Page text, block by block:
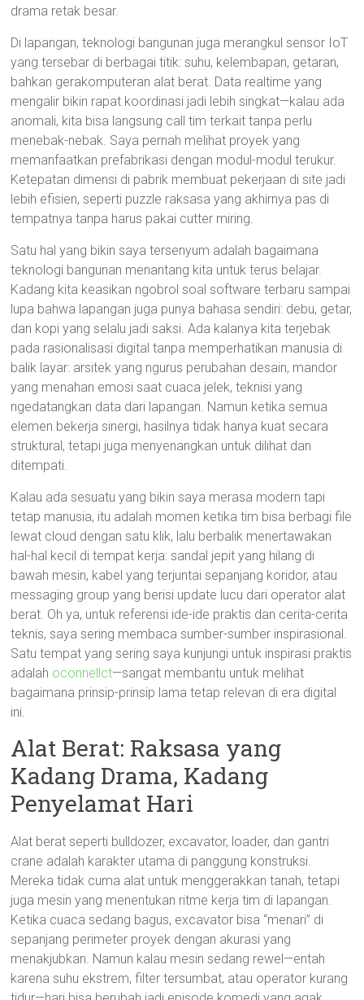
drama retak besar.
Di lapangan, teknologi bangunan juga merangkul sensor IoT
yang tersebar di berbagai titik: suhu, kelembapan, getaran,
bahkan gerakomputeran alat berat. Data realtime yang
mengalir bikin rapat koordinasi jadi lebih singkat—kalau ada
anomali, kita bisa langsung call tim terkait tanpa perlu
menebak-nebak. Saya pernah melihat proyek yang
memanfaatkan prefabrikasi dengan modul-modul terukur.
Ketepatan dimensi di pabrik membuat pekerjaan di site jadi
lebih efisien, seperti puzzle raksasa yang akhirnya pas di
tempatnya tanpa harus pakai cutter miring.
Satu hal yang bikin saya tersenyum adalah bagaimana
teknologi bangunan menantang kita untuk terus belajar.
Kadang kita keasikan ngobrol soal software terbaru sampai
lupa bahwa lapangan juga punya bahasa sendiri: debu, getar,
dan kopi yang selalu jadi saksi. Ada kalanya kita terjebak
pada rasionalisasi digital tanpa memperhatikan manusia di
balik layar: arsitek yang ngurus perubahan desain, mandor
yang menahan emosi saat cuaca jelek, teknisi yang
ngedatangkan data dari lapangan. Namun ketika semua
elemen bekerja sinergi, hasilnya tidak hanya kuat secara
struktural, tetapi juga menyenangkan untuk dilihat dan
ditempati.
Kalau ada sesuatu yang bikin saya merasa modern tapi
tetap manusia, itu adalah momen ketika tim bisa berbagi file
lewat cloud dengan satu klik, lalu berbalik menertawakan
hal-hal kecil di tempat kerja: sandal jepit yang hilang di
bawah mesin, kabel yang terjuntai sepanjang koridor, atau
messaging group yang berisi update lucu dari operator alat
berat. Oh ya, untuk referensi ide-ide praktis dan cerita-cerita
teknis, saya sering membaca sumber-sumber inspirasional.
Satu tempat yang sering saya kunjungi untuk inspirasi praktis
adalah oconnellct—sangat membantu untuk melihat
bagaimana prinsip-prinsip lama tetap relevan di era digital
ini.
Alat Berat: Raksasa yang
Kadang Drama, Kadang
Penyelamat Hari
Alat berat seperti bulldozer, excavator, loader, dan gantri
crane adalah karakter utama di panggung konstruksi.
Mereka tidak cuma alat untuk menggerakkan tanah, tetapi
juga mesin yang menentukan ritme kerja tim di lapangan.
Ketika cuaca sedang bagus, excavator bisa “menari” di
sepanjang perimeter proyek dengan akurasi yang
menakjubkan. Namun kalau mesin sedang rewel—entah
karena suhu ekstrem, filter tersumbat, atau operator kurang